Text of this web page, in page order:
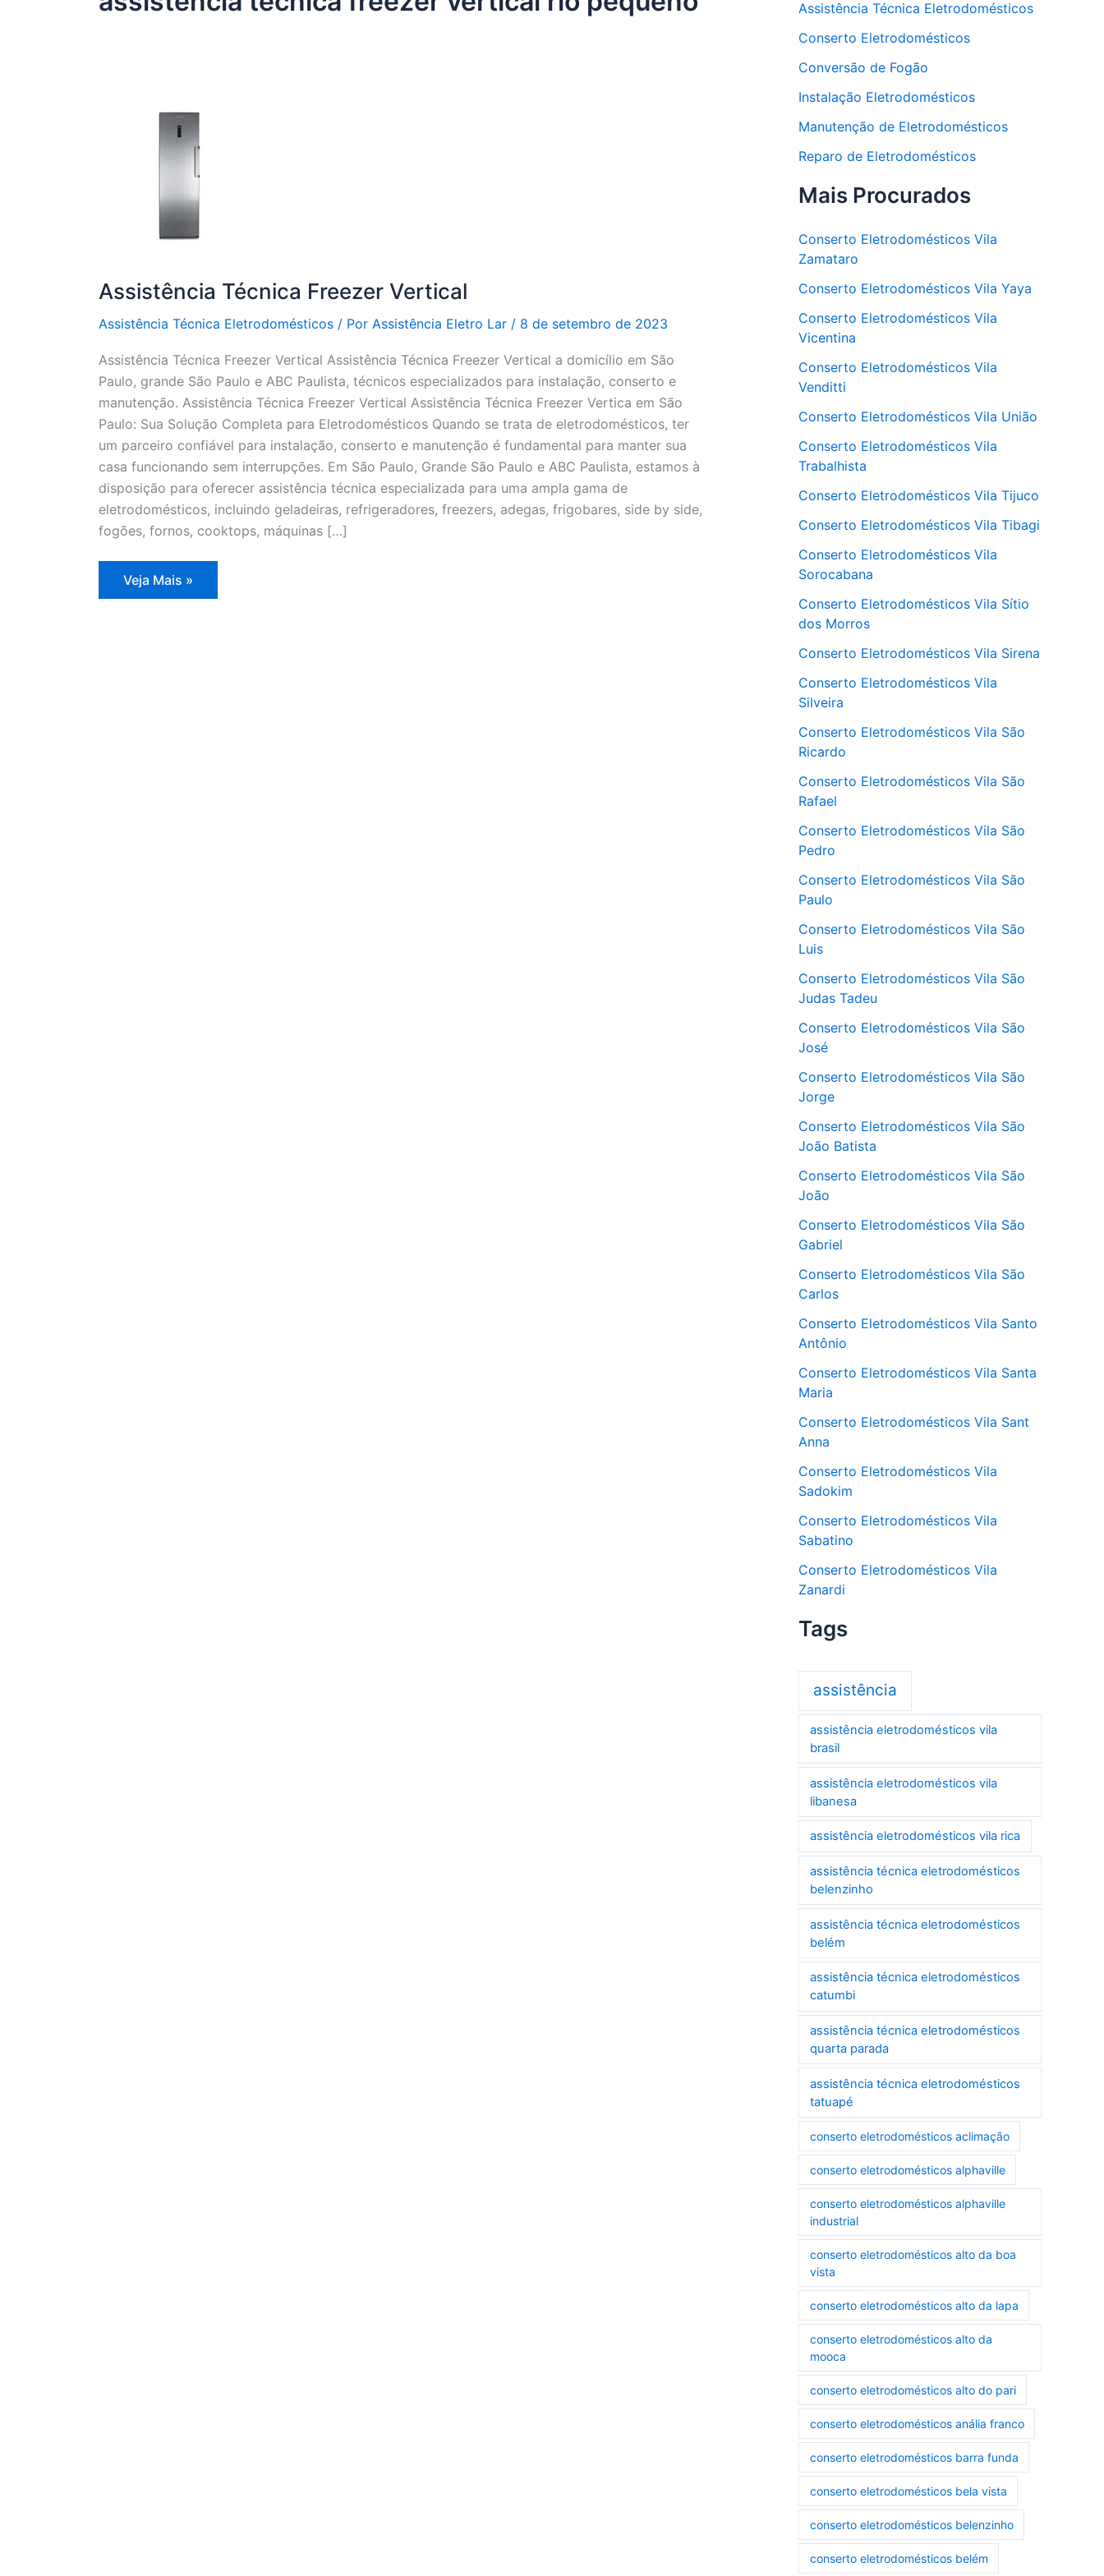
Assistência Técnica Freezer Vertical
Assistência Técnica Eletrodomésticos / Por Assistência Eletro Lar / 8 de setembro de 2023
Assistência Técnica Freezer Vertical Assistência Técnica Freezer Vertical a domicílio em São
Paulo, grande São Paulo e ABC Paulista, técnicos especializados para instalação, conserto e
manutenção. Assistência Técnica Freezer Vertical Assistência Técnica Freezer Vertica em São
Paulo: Sua Solução Completa para Eletrodomésticos Quando se trata de eletrodomésticos, ter
um parceiro confiável para instalação, conserto e manutenção é fundamental para manter sua
casa funcionando sem interrupções. Em São Paulo, Grande São Paulo e ABC Paulista, estamos à
disposição para oferecer assistência técnica especializada para uma ampla gama de
eletrodomésticos, incluindo geladeiras, refrigeradores, freezers, adegas, frigobares, side by side,
fogões, fornos, cooktops, máquinas […]
Assistência
Técnica
Veja Mais »
Assistência Técnica Eletrodomésticos
Conserto Eletrodomésticos
Conversão de Fogão
Instalação Eletrodomésticos
Manutenção de Eletrodomésticos
Reparo de Eletrodomésticos
Mais Procurados
Conserto Eletrodomésticos Vila
Zamataro
Conserto Eletrodomésticos Vila Yaya
Conserto Eletrodomésticos Vila
Vicentina
Conserto Eletrodomésticos Vila
Venditti
Conserto Eletrodomésticos Vila União
Conserto Eletrodomésticos Vila
Trabalhista
Conserto Eletrodomésticos Vila Tijuco
Conserto Eletrodomésticos Vila Tibagi
Conserto Eletrodomésticos Vila
Sorocabana
Conserto Eletrodomésticos Vila Sítio
dos Morros
Conserto Eletrodomésticos Vila Sirena
Conserto Eletrodomésticos Vila
Silveira
Conserto Eletrodomésticos Vila São
Ricardo
Conserto Eletrodomésticos Vila São
Rafael
Conserto Eletrodomésticos Vila São
Pedro
Conserto Eletrodomésticos Vila São
Paulo
Conserto Eletrodomésticos Vila São
Luis
Conserto Eletrodomésticos Vila São
Judas Tadeu
Conserto Eletrodomésticos Vila São
José
Conserto Eletrodomésticos Vila São
Jorge
Conserto Eletrodomésticos Vila São
João Batista
Conserto Eletrodomésticos Vila São
João
Conserto Eletrodomésticos Vila São
Gabriel
Conserto Eletrodomésticos Vila São
Carlos
Conserto Eletrodomésticos Vila Santo
Antônio
Conserto Eletrodomésticos Vila Santa
Maria
Conserto Eletrodomésticos Vila Sant
Anna
Conserto Eletrodomésticos Vila
Sadokim
Conserto Eletrodomésticos Vila
Sabatino
Conserto Eletrodomésticos Vila
Zanardi
Tags
assistência
assistência eletrodomésticos vila
brasil
assistência eletrodomésticos vila
libanesa
assistência eletrodomésticos vila rica
assistência técnica eletrodomésticos
belenzinho
assistência técnica eletrodomésticos
belém
assistência técnica eletrodomésticos
catumbi
assistência técnica eletrodomésticos
quarta parada
assistência técnica eletrodomésticos
tatuapé
conserto eletrodomésticos aclimação
conserto eletrodomésticos alphaville
conserto eletrodomésticos alphaville
industrial
conserto eletrodomésticos alto da boa
vista
conserto eletrodomésticos alto da lapa
conserto eletrodomésticos alto da
mooca
conserto eletrodomésticos alto do pari
conserto eletrodomésticos anália franco
conserto eletrodomésticos barra funda
conserto eletrodomésticos bela vista
conserto eletrodomésticos belenzinho
conserto eletrodomésticos belém